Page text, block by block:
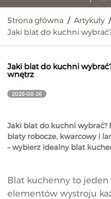
Strona główna / Artykuły /
Jaki blat do kuchni
Jaki blat do kuchni
wnętrz
2025-08-26
Jaki blat do kuchni
blaty robocze, kwarcowy i
– wybierz idealny blat
Blat kuchenny to jeden
elementów wystroju